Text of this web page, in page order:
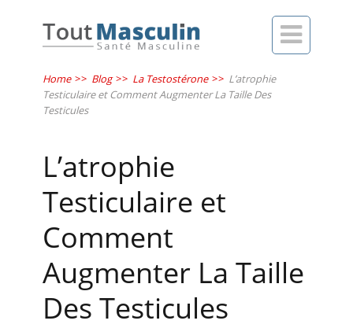

Home >> Blog >> La Testostérone >> L’atrophie
Testiculaire et Comment Augmenter La Taille Des
Testicules
L’atrophie
Testiculaire et
Comment
Augmenter La Taille
Des Testicules